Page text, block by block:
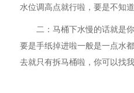
水位调高点就行啦，要是不知
二：马桶下水慢的话就是
要是手纸掉进啦一般是一点水
去就只有拆马桶啦，你可以找我